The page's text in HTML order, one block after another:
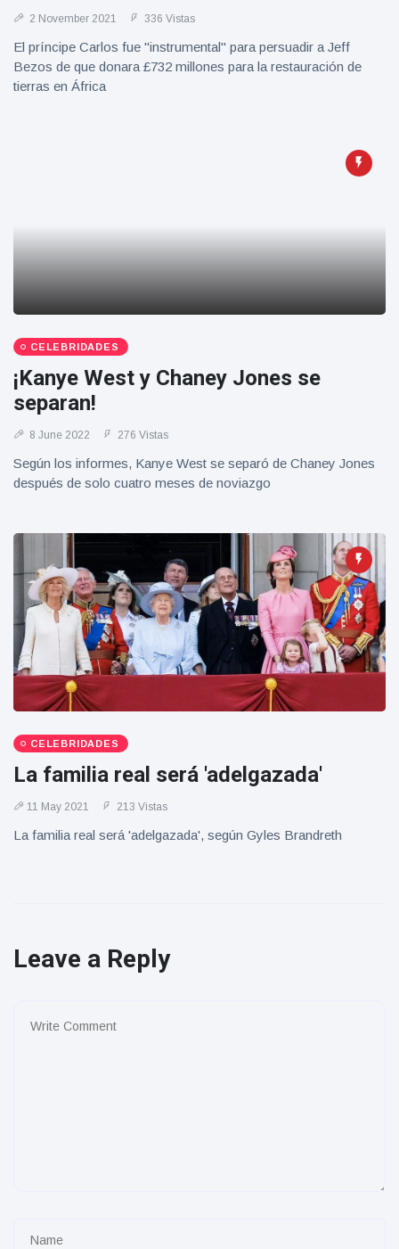
2 November 2021 336 Vistas
El príncipe Carlos fue "instrumental" para persuadir a Jeff
Bezos de que donara £732 millones para la restauración de
tierras en África
CELEBRIDADES
¡Kanye West y Chaney Jones se
separan!
8 June 2022 276 Vistas
Según los informes, Kanye West se separó de Chaney Jones
después de solo cuatro meses de noviazgo
CELEBRIDADES
La familia real será 'adelgazada'
11 May 2021 213 Vistas
La familia real será 'adelgazada', según Gyles Brandreth
Leave a Reply